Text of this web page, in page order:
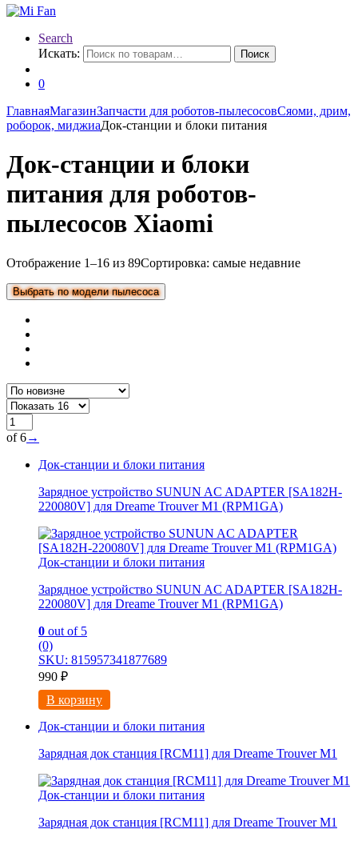
Search
Искать:
Поиск
0
ГлавнаяМагазинЗапчасти для роботов-пылесосовСяоми, дрим,
роборок, миджиаДок-станции и блоки питания
Док-станции и блоки
питания для роботов-
пылесосов Xiaomi
Отображение 1–16 из 89Сортировка: самые недавние
Выбрать по модели пылесоса
of 6→
Док-станции и блоки питания
Зарядное устройство SUNUN AC ADAPTER [SA182H-
220080V] для Dreame Trouver M1 (RPM1GA)
Док-станции и блоки питания
Зарядное устройство SUNUN AC ADAPTER [SA182H-
220080V] для Dreame Trouver M1 (RPM1GA)
0 out of 5
(0)
SKU: 815957341877689
990 ₽
В корзину
Док-станции и блоки питания
Зарядная док станция [RCM11] для Dreame Trouver M1
Док-станции и блоки питания
Зарядная док станция [RCM11] для Dreame Trouver M1